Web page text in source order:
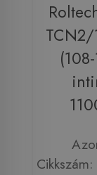
TCN2/